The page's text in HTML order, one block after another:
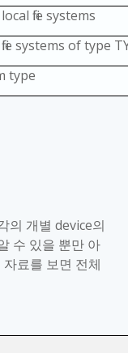
file systems
systems of type
type
의 개별 device의
수 있을 뿐만 아
자료를 보면 전체